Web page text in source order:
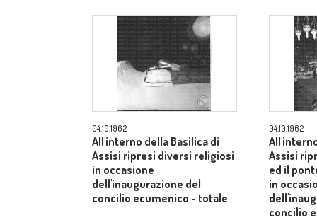
04.10.1962
All'interno della Basilica di
Assisi ripresi diversi religiosi
in occasione
dell'inaugurazione del
concilio ecumenico - totale
04.10.1962
Assisi
ed il
in
concilio